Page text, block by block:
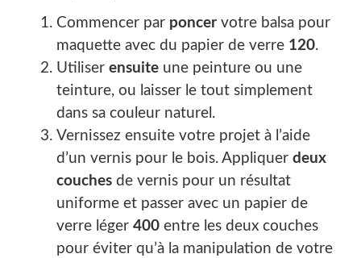
Commencer par poncer votre balsa pour
maquette avec du papier de verre 120.
Utiliser ensuite une peinture ou une
teinture, ou laisser le tout simplement
dans sa couleur naturel.
Vernissez ensuite votre projet à l’aide
d’un vernis pour le bois. Appliquer deux
couches de vernis pour un résultat
uniforme et passer avec un papier de
verre léger 400 entre les deux couches
pour éviter qu’à la manipulation de votre